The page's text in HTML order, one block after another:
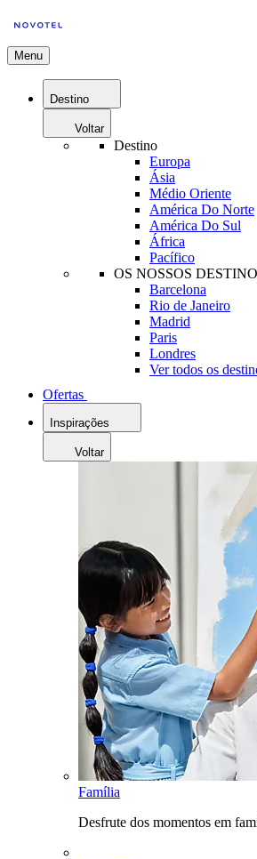
Menu
Destino
Voltar
Destino
Europa
Ásia
Médio Oriente
América Do Norte
América Do Sul
África
Pacífico
OS NOSSOS
Barcelona
Rio de Janeiro
Madrid
Paris
Londres
Ver todos os
Ofertas
Inspirações
Voltar
Família
Desfrute dos momentos em